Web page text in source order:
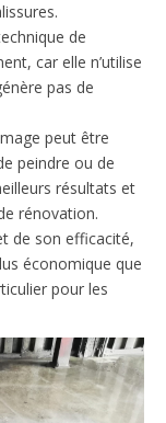
de
car elle n’utilise
pas de
peut être
peindre ou de
résultats et
rénovation.
de son efficacité,
économique que
pour les